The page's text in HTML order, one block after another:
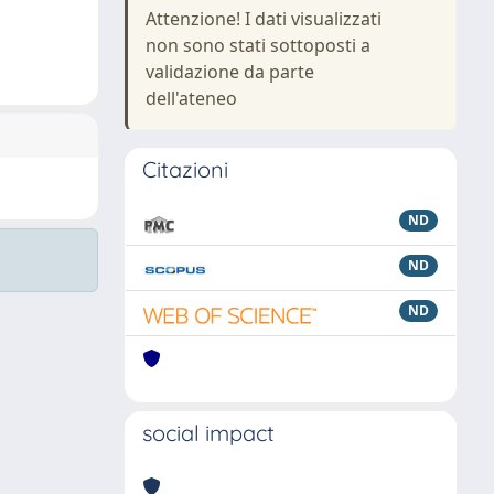
Attenzione! I dati visualizzati
non sono stati sottoposti a
validazione da parte
dell'ateneo
Citazioni
ND
ND
ND
social impact